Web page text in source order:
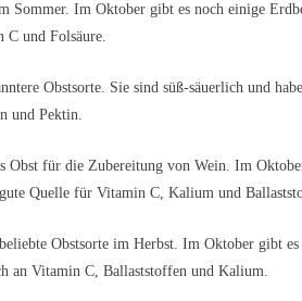
Sommer. Im Oktober gibt es noch einige
C und Folsäure.
Obstsorte. Sie sind süß-säuerlich und
und Pektin.
Obst für die Zubereitung von Wein. Im
Quelle für Vitamin C, Kalium und
Obstsorte im Herbst. Im Oktober gibt
an Vitamin C, Ballaststoffen und Kalium.